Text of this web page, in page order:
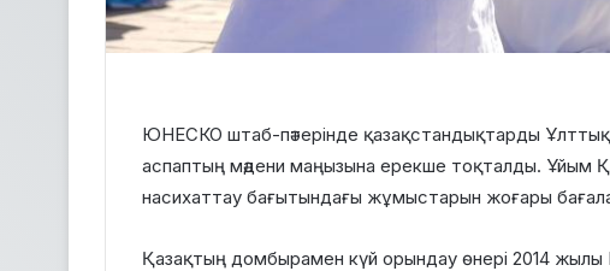
ЮНЕСКО штаб-пәтерінде қазақстандықтарды
аспаптың мәдени маңызына ерекше тоқталды. Ұйым
насихаттау бағытындағы жұмыстарын жоғары
Қазақтың домбырамен күй орындау өнері 2014